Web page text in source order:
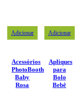
Adicionar
Acessórios
PhotoBooth
Baby
Rosa
Adicionar
Apliques
para
Bolo
Bebê